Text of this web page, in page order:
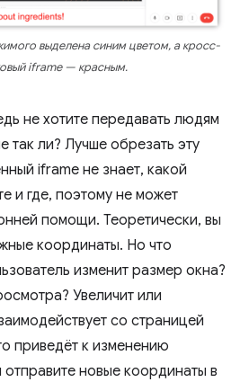
выделена синим цветом, а кросс-
iframe — красным.
не хотите передавать людям
так ли? Лучше обрезать эту
iframe не знает, какой
и где, поэтому не может
помощи. Теоретически, вы
координаты. Но что
изменит размер окна?
Увеличит или
со страницей
приведёт к изменению
новые координаты в